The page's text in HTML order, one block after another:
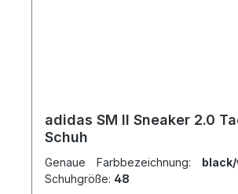
adidas SM II Sneaker 2.0
Schuh
Genaue Farbbezeichnung:
Schuhgröße: 48